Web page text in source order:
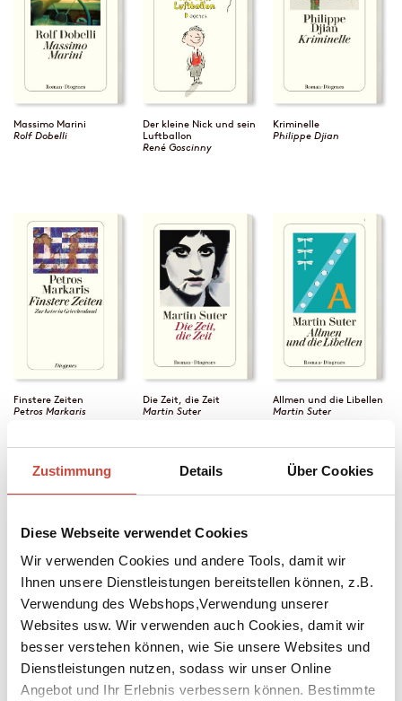
Zustimmung Details Über Cookies
Diese Webseite verwendet Cookies
Wir verwenden Cookies und andere Tools, damit wir
Ihnen unsere Dienstleistungen bereitstellen können, z.B.
Verwendung des Webshops,Verwendung unserer
Websites usw. Wir verwenden auch Cookies, damit wir
besser verstehen können, wie Sie unsere Websites und
Dienstleistungen nutzen, sodass wir unser Online
Angebot und Ihr Erlebnis verbessern können. Bestimmte
Massimo Marini
Rolf Dobelli
Der kleine Nick und sein
Luftballon
René Goscinny
Kriminelle
Philippe Djian
Finstere Zeiten
Petros Markaris
Die Zeit, die Zeit
Martin Suter
Allmen und die Libellen
Martin Suter
Letzte Nacht in Twisted
River
John Irving
In einer Person
John Irving
Sämtliche Gedichte
Joachim Ringelnatz